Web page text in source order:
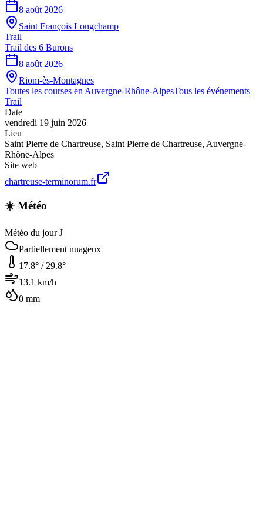
8 août 2026
Saint François Longchamp
Trail
Trail des 6 Burons
8 août 2026
Riom-ès-Montagnes
Toutes les courses en Auvergne-Rhône-AlpesTous les événements
Trail
Date
vendredi 19 juin 2026
Lieu
Saint Pierre de Chartreuse, Saint Pierre de Chartreuse, Auvergne-
Rhône-Alpes
Site web
chartreuse-terminorum.fr
☀️ Météo
Météo du jour J
Partiellement nuageux
17.8° / 29.8°
13.1 km/h
0 mm